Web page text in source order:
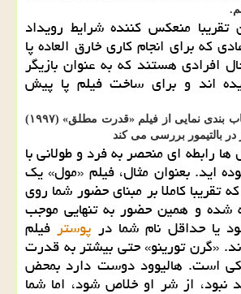
تقریبا منعکس کننده شرایط رویداد
که برای انجام کاری خارق العاده پا
افرادی هستند که به عنوان بازیگر
اند و برای ساخت فیلم پا پیش
بله، دقیقاً. ایستوود قاب بندی نمایی از فیلم «قدرت مطلق» (۱۹۹۷)
در بالتیمور بررسی می کند
رابطه ای منحصر به فرد و طولانی با
اید. بعنوان مثال، فیلم «مول» یک
کاملا بر مبنای حضور شما روی
شده و همین حضور به تنهایی موجب
حداقل نام شما در پوسترفیلم
«گرن تورینو» حتی بیشتر به قدرت
است. هالیوود دوست دارد بمحض
از شر او خلاص شود، اما شما